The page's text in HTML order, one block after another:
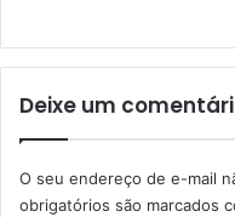
Deixe um
O seu endereço de e-mail
obrigatórios são marcados